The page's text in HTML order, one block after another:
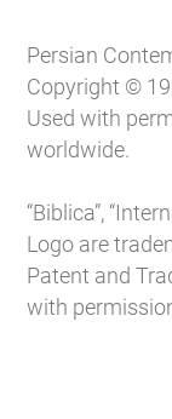
Persian
Copyright ©
Used with
worldwide.
“Biblica”,
Logo are
Patent and
with